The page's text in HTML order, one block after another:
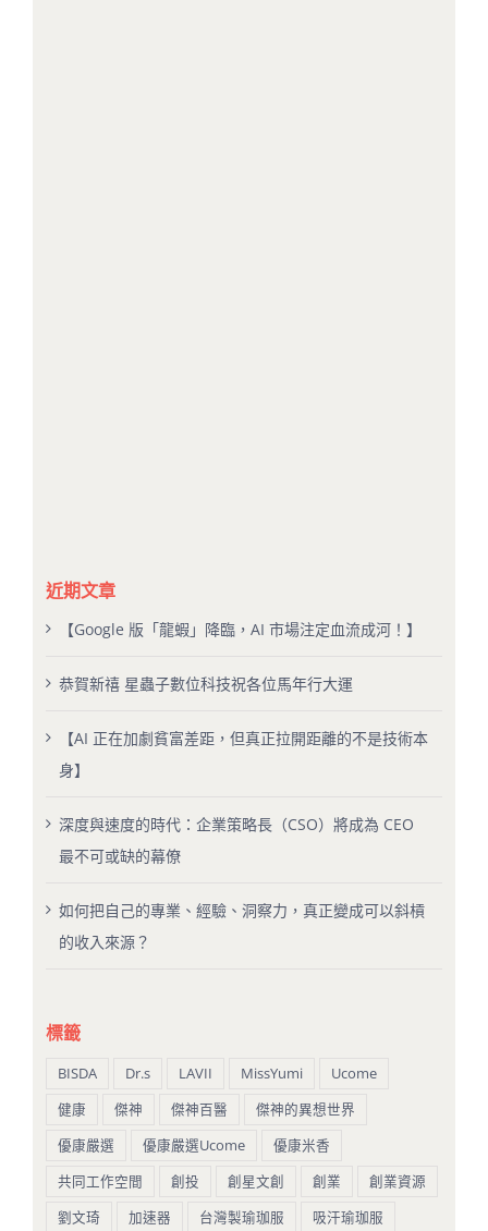
近期文章
【Google 版「龍蝦」降臨，AI 市場注定血流成河！】
恭賀新禧 星蟲子數位科技祝各位馬年行大運
【AI 正在加劇貧富差距，但真正拉開距離的不是技術本
身】
深度與速度的時代：企業策略長（CSO）將成為 CEO
最不可或缺的幕僚
如何把自己的專業、經驗、洞察力，真正變成可以斜槓
的收入來源？
標籤
BISDA Dr.s LAVII MissYumi
Ucome
健康
傑神 傑神百醫
傑神的異想世界
優康嚴選
優康嚴選Ucome
優康米香
共同工作空間
創投 創星文創 創業
創業資源
劉文琦
加速器 台灣製瑜珈服 吸汗瑜珈服